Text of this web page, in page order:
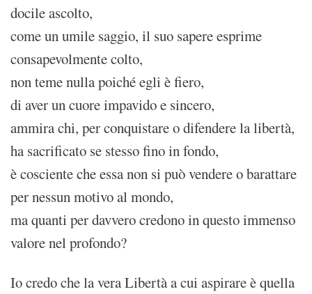
docile ascolto,
come un umile saggio, il suo sapere esprime
consapevolmente colto,
non teme nulla poiché egli è fiero,
di aver un cuore impavido e sincero,
ammira chi, per conquistare o difendere la libertà,
ha sacrificato se stesso fino in fondo,
è cosciente che essa non si può vendere o barattare
per nessun motivo al mondo,
ma quanti per davvero credono in questo immenso
valore nel profondo?
Io credo che la vera Libertà a cui aspirare è quella